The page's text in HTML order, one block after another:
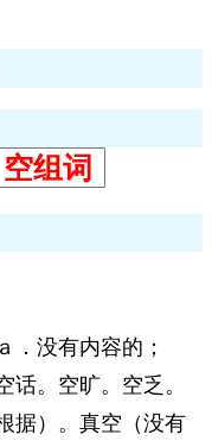
空组词
．没有内容的；
话。空旷。空乏。
据）。真空（没有